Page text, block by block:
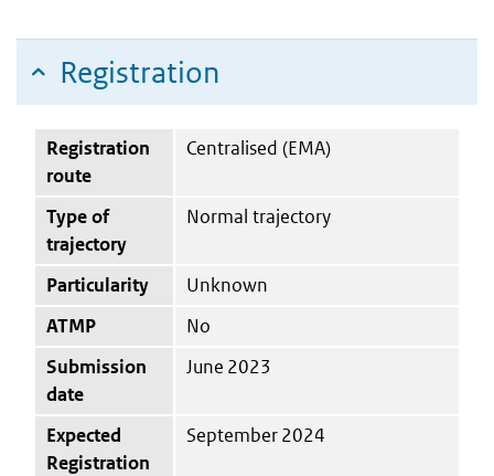
Registration
Registration
route
Centralised (EMA)
Type of
trajectory
Normal trajectory
Particularity
Unknown
ATMP
No
Submission
date
June 2023
Expected
Registration
September 2024